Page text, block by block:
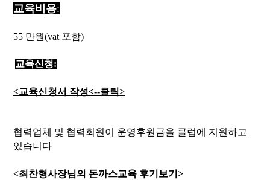
교육비용:
55 만원(vat 포함)
교육신청:
<교육신청서 작성<--클릭>
협력업체 및 협력회원이 운영후원금을 클럽에 지원하고
있습니다
<최찬형사장님의 돈까스교육 후기보기>​